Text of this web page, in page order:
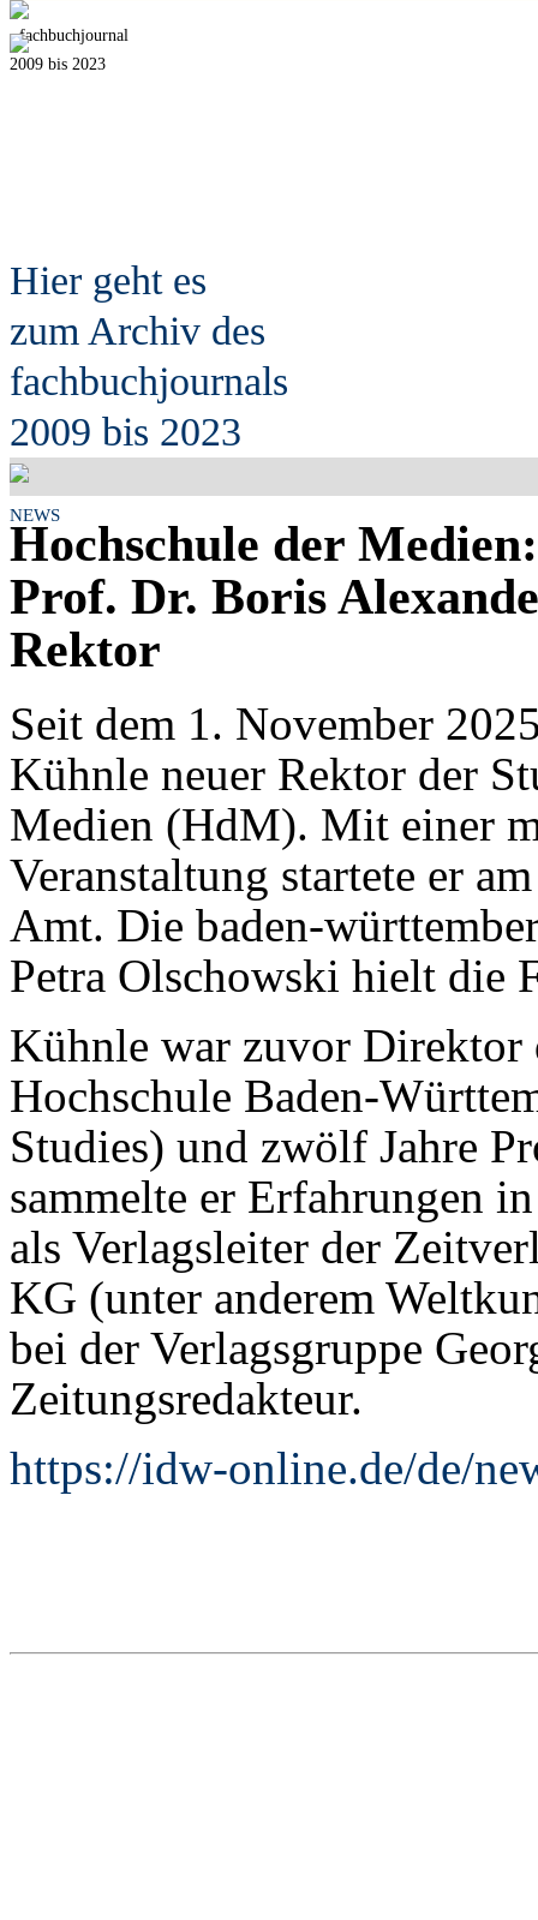
fachbuchjournal
2009 bis 2023
Hier geht es
zum Archiv des
fachbuchjournals
2009 bis 2023
NEWS
Hochschule der Medien:
Prof. Dr. Boris
Rektor
Seit dem 1. November
Kühnle neuer Rektor der
Medien (HdM). Mit einer
Veranstaltung startete er
Amt. Die baden-
Petra Olschowski hielt die
Kühnle war zuvor
Hochschule Baden-
Studies) und zwölf Jahre
sammelte er Erfahrungen
als Verlagsleiter der
KG (unter anderem
bei der Verlagsgruppe
Zeitungsredakteur.
https://idw-online.de/de/